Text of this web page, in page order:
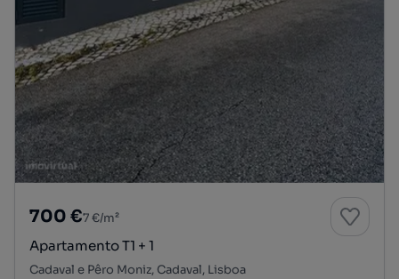
700 €7 €/m²
Apartamento T1 + 1
Cadaval e Pêro Moniz, Cadaval, Lisboa